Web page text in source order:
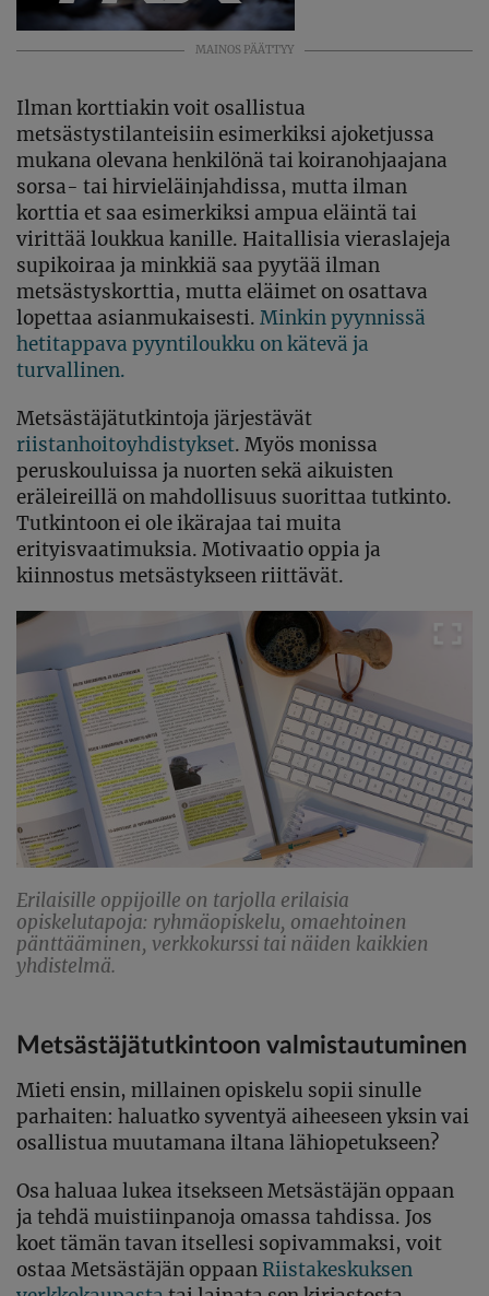
MAINOS PÄÄTTYY
Ilman korttiakin voit osallistua
metsästystilanteisiin esimerkiksi ajoketjussa
mukana olevana henkilönä tai koiranohjaajana
sorsa- tai hirvieläinjahdissa, mutta ilman
korttia et saa esimerkiksi ampua eläintä tai
virittää loukkua kanille. Haitallisia vieraslajeja
supikoiraa ja minkkiä saa pyytää ilman
metsästyskorttia, mutta eläimet on osattava
lopettaa asianmukaisesti. Minkin pyynnissä
hetitappava pyyntiloukku on kätevä ja
turvallinen.
Metsästäjätutkintoja järjestävät
riistanhoitoyhdistykset. Myös monissa
peruskouluissa ja nuorten sekä aikuisten
eräleireillä on mahdollisuus suorittaa tutkinto.
Tutkintoon ei ole ikärajaa tai muita
erityisvaatimuksia. Motivaatio oppia ja
kiinnostus metsästykseen riittävät.
Erilaisille oppijoille on tarjolla erilaisia
opiskelutapoja: ryhmäopiskelu, omaehtoinen
pänttääminen, verkkokurssi tai näiden kaikkien
yhdistelmä.
Metsästäjätutkintoon valmistautuminen
Mieti ensin, millainen opiskelu sopii sinulle
parhaiten: haluatko syventyä aiheeseen yksin vai
osallistua muutamana iltana lähiopetukseen?
Osa haluaa lukea itsekseen Metsästäjän oppaan
ja tehdä muistiinpanoja omassa tahdissa. Jos
koet tämän tavan itsellesi sopivammaksi, voit
ostaa Metsästäjän oppaan Riistakeskuksen